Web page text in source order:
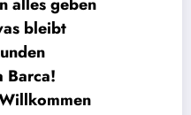
bleibt
Barca!